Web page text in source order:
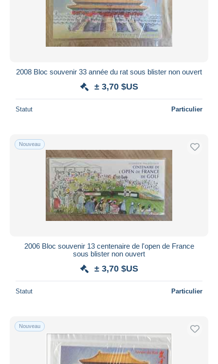
2008 Bloc souvenir 33 année du rat sous blister non ouvert
± 3,70 $US
Statut Particulier
Nouveau
2006 Bloc souvenir 13 centenaire de l'open de France
sous blister non ouvert
± 3,70 $US
Statut Particulier
Nouveau